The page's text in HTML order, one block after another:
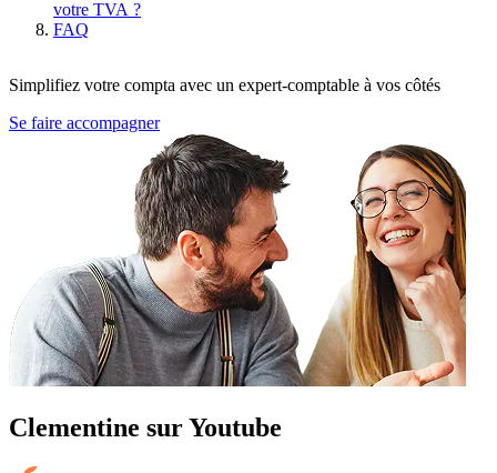
votre TVA ?
FAQ
Simplifiez votre compta avec un expert-comptable à vos côtés
Se faire accompagner
Clementine sur Youtube